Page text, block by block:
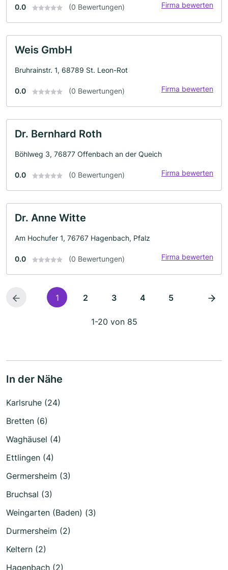
0.0 (0 Bewertungen) Firma bewerten
Weis GmbH
Bruhrainstr. 1, 68789 St. Leon-Rot
0.0 (0 Bewertungen) Firma bewerten
Dr. Bernhard Roth
Böhlweg 3, 76877 Offenbach an der Queich
0.0 (0 Bewertungen) Firma bewerten
Dr. Anne Witte
Am Hochufer 1, 76767 Hagenbach, Pfalz
0.0 (0 Bewertungen) Firma bewerten
1 2 3 4 5
1-20 von 85
In der Nähe
Karlsruhe (24)
Bretten (6)
Waghäusel (4)
Ettlingen (4)
Germersheim (3)
Bruchsal (3)
Weingarten (Baden) (3)
Durmersheim (2)
Keltern (2)
Hagenbach (2)